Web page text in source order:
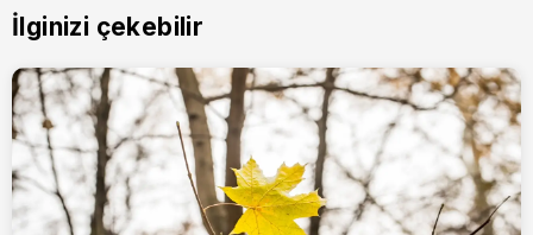
İlginizi çekebilir